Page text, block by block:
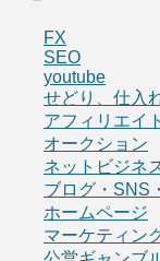
FX
SEO
youtube
せどり、仕入
アフィリエイト
オークション
ネットビジネ
ブログ・SNS
ホームページ
マーケティン